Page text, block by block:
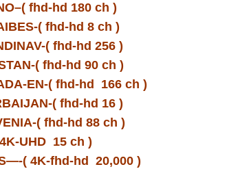
fhd-hd 180 ch )
( fhd-hd 8 ch )
( fhd-hd 256 )
( fhd-hd 90 ch )
EN-( fhd-hd 166 ch )
( fhd-hd 16 )
( fhd-hd 88 ch )
UHD 15 ch )
( 4K-fhd-hd 20,000 )